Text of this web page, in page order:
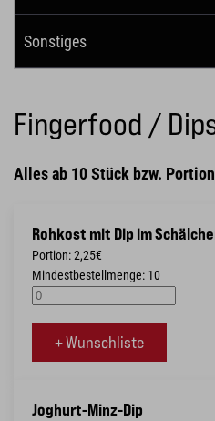
Sonstiges
Fingerfood /
Alles ab 10 Stück bzw.
Rohkost mit Dip im
Portion: 2,25€
Mindestbestellmenge: 10
+ Wunschliste
Joghurt-Minz-Dip